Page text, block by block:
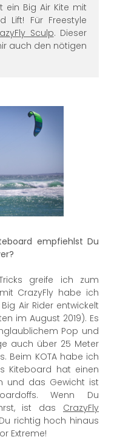
ein Big Air Kite mit
Lift! Für Freestyle
Sculp. Dieser
auch den nötigen
empfiehlst Du
greife ich zum
CrazyFly habe ich
Air Rider entwickelt
im August 2019). Es
Pop und
auch über 25 Meter
Beim KOTA habe ich
Kiteboard hat einen
und das Gewicht ist
Wenn Du
ist das CrazyFly
richtig hoch hinaus
Extreme!